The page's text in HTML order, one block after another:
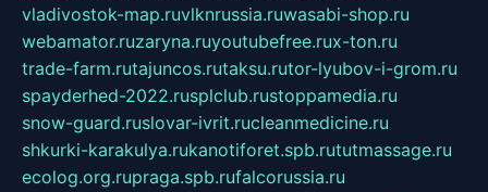
vladivostok-map.ruvlknrussia.ruwasabi-shop.ru
webamator.ruzaryna.ruyoutubefree.rux-ton.ru
trade-farm.rutajuncos.rutaksu.rutor-lyubov-i-grom.ru
spayderhed-2022.rusplclub.rustoppamedia.ru
snow-guard.ruslovar-ivrit.rucleanmedicine.ru
shkurki-karakulya.rukanotiforet.spb.rututmassage.ru
ecolog.org.rupraga.spb.rufalcorussia.ru